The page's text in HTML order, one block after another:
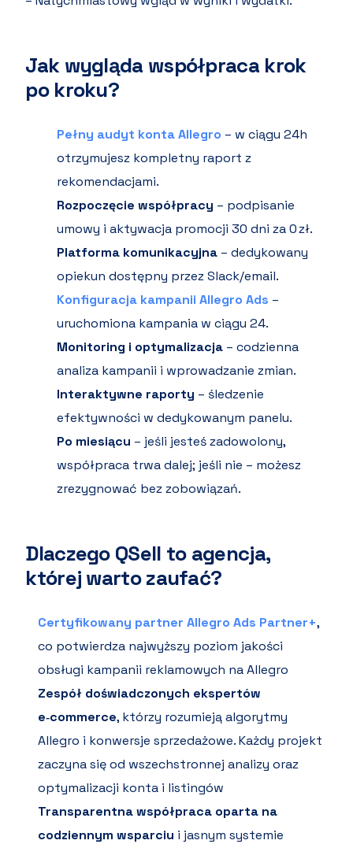
Jak wygląda współpraca krok
po kroku?
Pełny audyt konta Allegro – w ciągu 24h
otrzymujesz kompletny raport z
rekomendacjami.
Rozpoczęcie współpracy – podpisanie
umowy i aktywacja promocji 30 dni za 0 zł.
Platforma komunikacyjna – dedykowany
opiekun dostępny przez Slack/email.
Konfiguracja kampanii Allegro Ads –
uruchomiona kampania w ciągu 24.
Monitoring i optymalizacja – codzienna
analiza kampanii i wprowadzanie zmian.
Interaktywne raporty – śledzenie
efektywności w dedykowanym panelu.
Po miesiącu – jeśli jesteś zadowolony,
współpraca trwa dalej; jeśli nie – możesz
zrezygnować bez zobowiązań.
Dlaczego QSell to agencja,
której warto zaufać?
Certyfikowany partner Allegro Ads Partner+,
co potwierdza najwyższy poziom jakości
obsługi kampanii reklamowych na Allegro
Zespół doświadczonych ekspertów
e‑commerce, którzy rozumieją algorytmy
Allegro i konwersje sprzedażowe. Każdy projekt
zaczyna się od wszechstronnej analizy oraz
optymalizacji konta i listingów
Transparentna współpraca oparta na
codziennym wsparciu i jasnym systemie